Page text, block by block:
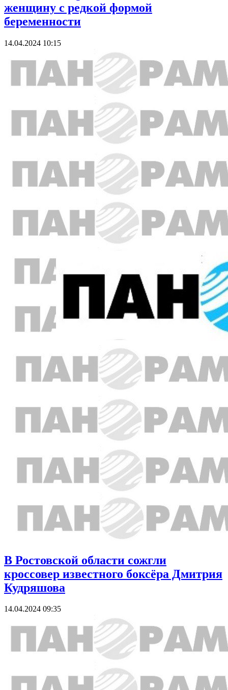
женщину с редкой формой
беременности
14.04.2024 10:15
В Ростовской области сожгли
кроссовер известного боксёра Дмитрия
Кудряшова
14.04.2024 09:35